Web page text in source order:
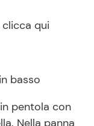
qui
basso
pentola con
Nella panna